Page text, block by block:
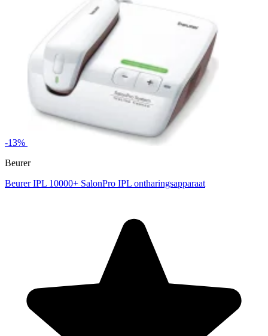
-13%
Beurer
Beurer IPL 10000+ SalonPro IPL ontharingsapparaat